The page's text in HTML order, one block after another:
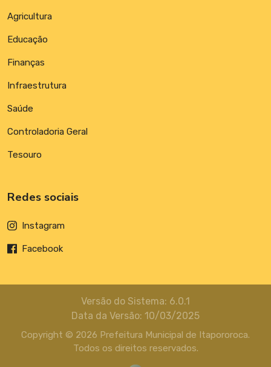
Agricultura
Educação
Finanças
Infraestrutura
Saúde
Controladoria Geral
Tesouro
Redes sociais
Instagram
Facebook
Versão do Sistema: 6.0.1
Data da Versão: 10/03/2025
Copyright © 2026 Prefeitura Municipal de Itapororoca.
Todos os direitos reservados.